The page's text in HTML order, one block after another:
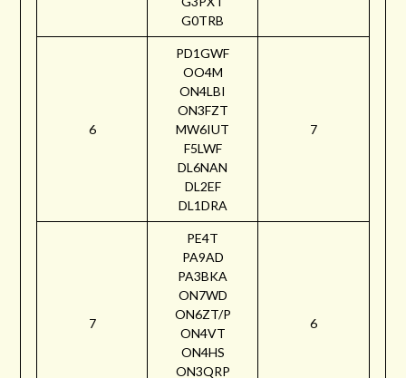
G0TRB
6
PD1GWF
OO4M
ON4LBI
ON3FZT
MW6IUT
F5LWF
DL6NAN
DL2EF
DL1DRA
7
7
PE4T
PA9AD
PA3BKA
ON7WD
ON6ZT/P
ON4VT
ON4HS
ON3QRP
6